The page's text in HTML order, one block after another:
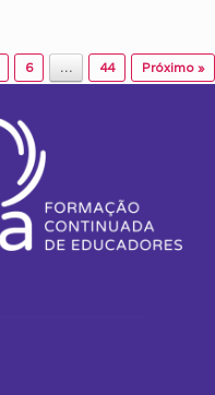
6 … 44 Próximo »